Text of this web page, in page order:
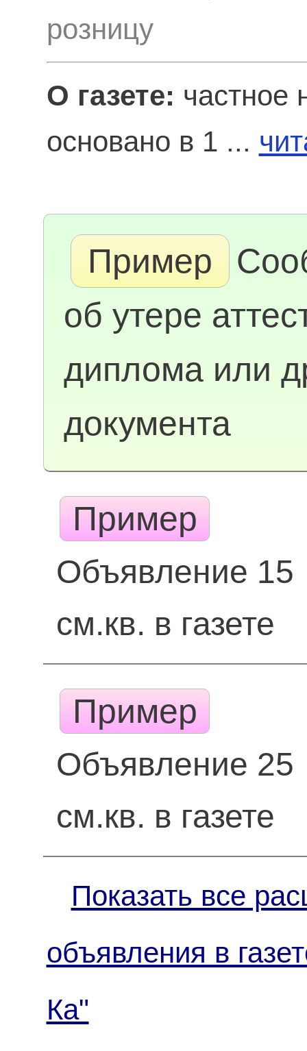
розницу
О газете: частное
основано в 1 ...
Пример
об утере
диплома или
документа
Пример
Объявление 15
см.кв. в газете
Пример
Объявление 25
см.кв. в газете
Показать все
объявления в
Ка"